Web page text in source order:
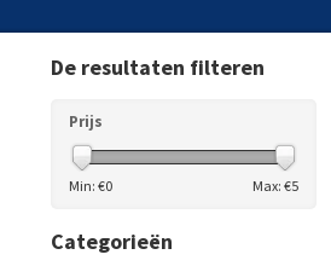
De resultaten filteren
Prijs
Min: €0 Max: €5
Categorieën